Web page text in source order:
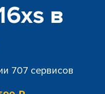
в
707 сервисов